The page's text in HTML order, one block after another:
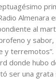
Almenara
al
y
y terremotos”.
donde hubo
ser una